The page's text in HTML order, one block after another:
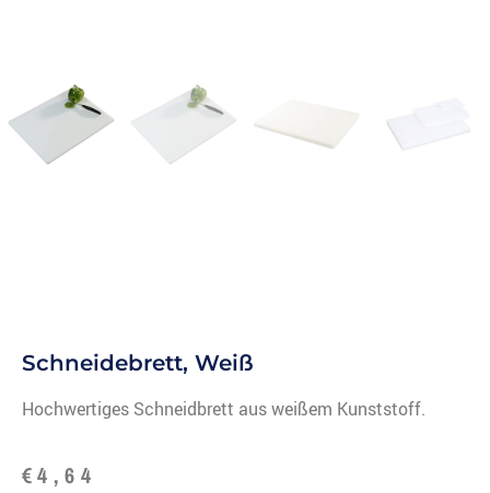
Schneidebrett, Weiß
Hochwertiges Schneidbrett aus weißem Kunststoff.
€4,64